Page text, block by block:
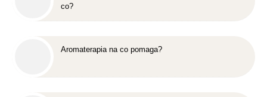
co?
Aromaterapia na co pomaga?